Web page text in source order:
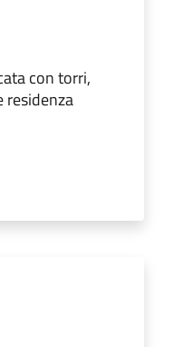
con torri,
residenza